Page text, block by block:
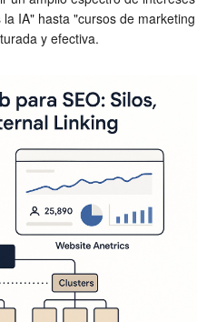
IA" hasta "cursos de marketing
y efectiva.